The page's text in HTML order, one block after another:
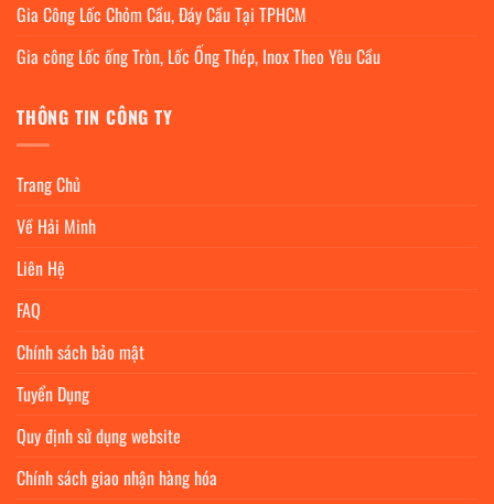
Gia Công Lốc Chỏm Cầu, Đáy Cầu Tại TPHCM
Gia công Lốc ống Tròn, Lốc Ống Thép, Inox Theo Yêu Cầu
THÔNG TIN CÔNG TY
Trang Chủ
Về Hải Minh
Liên Hệ
FAQ
Chính sách bảo mật
Tuyển Dụng
Quy định sử dụng website
Chính sách giao nhận hàng hóa